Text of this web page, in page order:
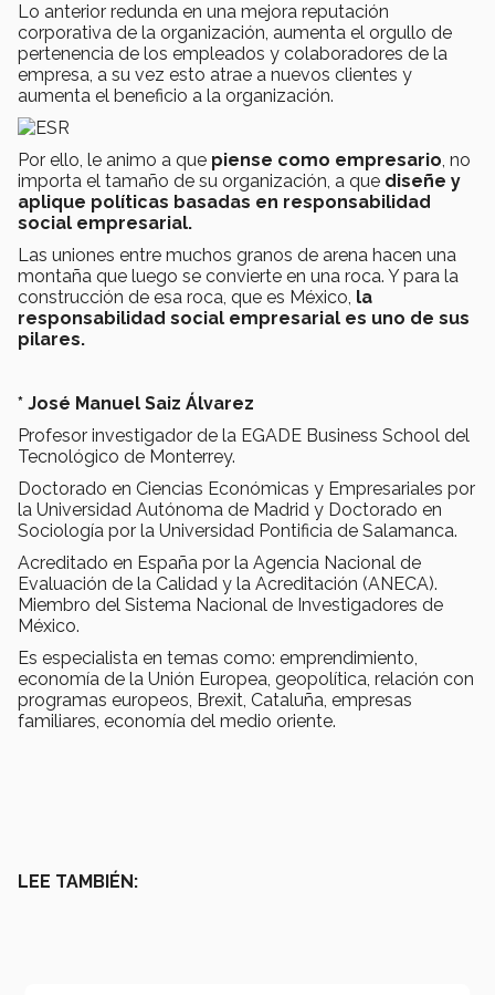
Lo anterior redunda en una mejora reputación
corporativa de la organización, aumenta el orgullo de
pertenencia de los empleados y colaboradores de la
empresa, a su vez esto atrae a nuevos clientes y
aumenta el beneficio a la organización.
Por ello, le animo a que piense como empresario, no
importa el tamaño de su organización, a que diseñe y
aplique políticas basadas en responsabilidad
social empresarial.
Las uniones entre muchos granos de arena hacen una
montaña que luego se convierte en una roca. Y para la
construcción de esa roca, que es México, la
responsabilidad social empresarial es uno de sus
pilares.
* José Manuel Saiz Álvarez
Profesor investigador de la EGADE Business School del
Tecnológico de Monterrey.
Doctorado en Ciencias Económicas y Empresariales por
la Universidad Autónoma de Madrid y Doctorado en
Sociología por la Universidad Pontificia de Salamanca.
Acreditado en España por la Agencia Nacional de
Evaluación de la Calidad y la Acreditación (ANECA).
Miembro del Sistema Nacional de Investigadores de
México.
Es especialista en temas como: emprendimiento,
economía de la Unión Europea, geopolítica, relación con
programas europeos, Brexit, Cataluña, empresas
familiares, economía del medio oriente.
LEE TAMBIÉN: